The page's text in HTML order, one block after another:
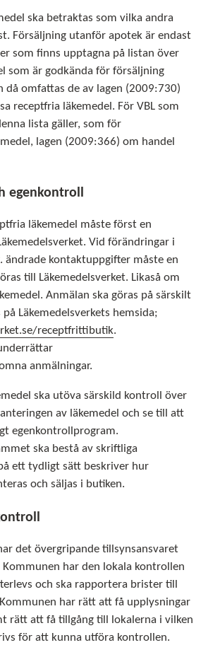
ska betraktas som vilka andra
Försäljning utanför apotek är endast
som finns upptagna på listan över
som är godkända för försäljning
då omfattas de av lagen (2009:730)
receptfria läkemedel. För VBL som
lista gäller, som för
lagen (2009:366) om handel
egenkontroll
läkemedel måste först en
Vid förändringar i
ändrade kontaktuppgifter måste en
till Läkemedelsverket. Likaså om
Anmälan ska göras på särskilt
Läkemedelsverkets hemsida;
receptfrittibutik.
anmälningar.
ska utöva särskild kontroll över
av läkemedel och se till att
egenkontrollprogram.
ska bestå av skriftliga
ett tydligt sätt beskriver hur
och säljas i butiken.
det övergripande tillsynsansvaret
har den lokala kontrollen
och ska rapportera brister till
har rätt att få upplysningar
rätt att få tillgång till lokalerna i vilken
för att kunna utföra kontrollen.